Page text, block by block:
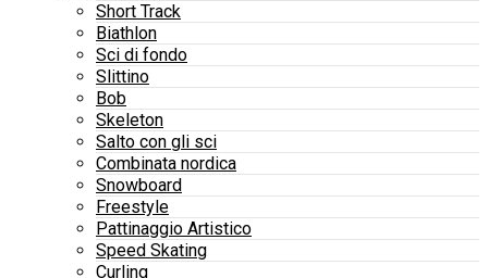
Short Track
Biathlon
Sci di fondo
Slittino
Bob
Skeleton
Salto con gli sci
Combinata nordica
Snowboard
Freestyle
Pattinaggio Artistico
Speed Skating
Curling